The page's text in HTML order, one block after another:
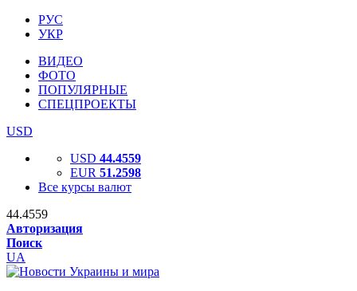
РУС
УКР
ВИДЕО
ФОТО
ПОПУЛЯРНЫЕ
СПЕЦПРОЕКТЫ
USD
USD 44.4559
EUR 51.2598
Все курсы валют
44.4559
Авторизация
Поиск
UA